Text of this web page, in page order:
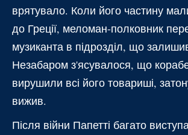
врятувало. Коли його частину
до Греції, меломан-полковник
музиканта в підрозділ, що
Незабаром з'ясувалося, що
вирушили всі його товариші,
вижив.
Після війни Папетті багато